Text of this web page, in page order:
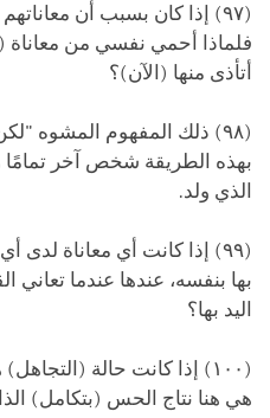
(٩٧) إذا كان بسبب أن
فلماذا أحمي نفسي من معاناة
أتأذى منها (الآن)؟
(٩٨) ذلك المفهوم المشوه
بهذه الطريقة شخص آخر
الذي ولد.
(٩٩) إذا كانت أي معاناة
بها بنفسه، عندها عندما تعاني
اليد بها؟
(١٠٠) إذا كانت حالة
هي هنا نتاج الحس (بتكامل)